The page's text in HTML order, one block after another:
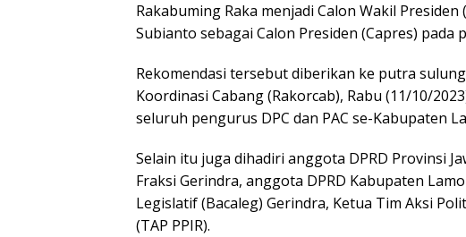
Rakabuming Raka menjadi Calon Wakil
Subianto sebagai Calon Presiden (Capres) pada
Rekomendasi tersebut diberikan ke putra
Koordinasi Cabang (Rakorcab), Rabu (11/10/
seluruh pengurus DPC dan PAC se-Kabupaten
Selain itu juga dihadiri anggota DPRD Provinsi
Fraksi Gerindra, anggota DPRD Kabupaten
Legislatif (Bacaleg) Gerindra, Ketua Tim Aksi
(TAP PPIR).